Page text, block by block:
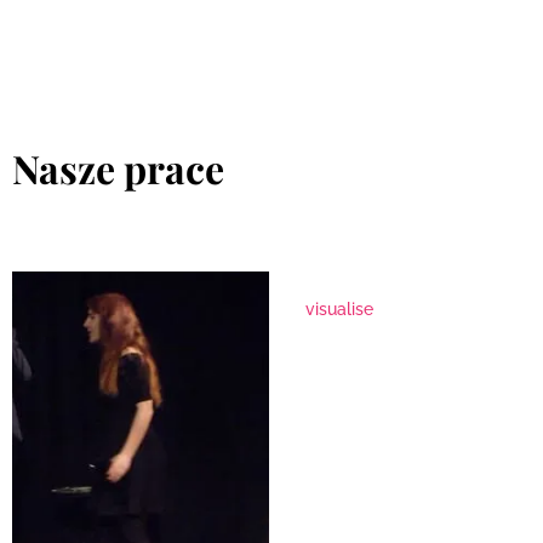
Nasze prace
visualise